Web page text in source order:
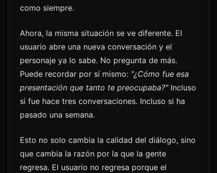
como siempre.
Ahora, la misma situación se ve diferente. El
usuario abre una nueva conversación y el
personaje ya lo sabe. No pregunta de más.
Puede recordar por sí mismo: "¿Cómo fue esa
presentación que tanto te preocupaba?"Incluso
si fue hace tres conversaciones. Incluso si ha
pasado una semana.
Esto no solo cambia la calidad del diálogo, sino
que cambia la razón por la que la gente
regresa. El usuario no regresa porque el